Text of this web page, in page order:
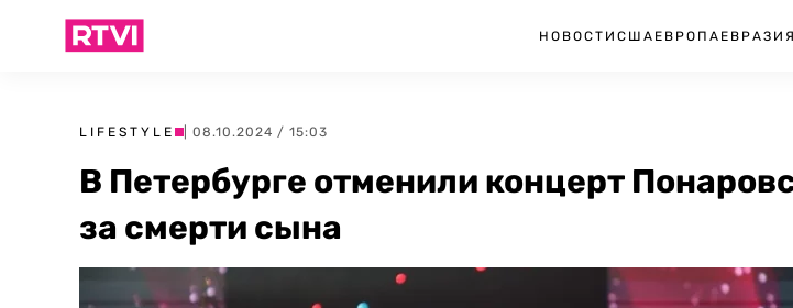
НОВОСТИ США ЕВРОПА ЕВРАЗИЯ
LIFESTYLE | 08.10.2024 / 15:03
В Петербурге отменили концерт
за смерти сына